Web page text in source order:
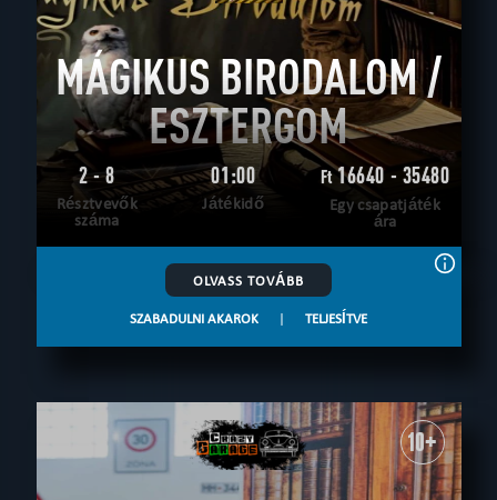
MÁGIKUS BIRODALOM /
ESZTERGOM
2 - 8
Résztvevők
száma
01:00
Játékidő
Ft16640 - 35480
Egy csapatjáték
ára
OLVASS TOVÁBB
SZABADULNI AKAROK | TELJESÍTVE
10+